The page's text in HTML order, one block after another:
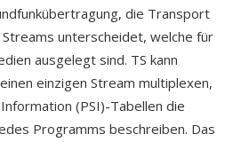
die Transport
unterscheidet, welche für
ausgelegt sind. TS kann
einzigen Stream multiplexen,
(PSI)-Tabellen die
Programms beschreiben. Das